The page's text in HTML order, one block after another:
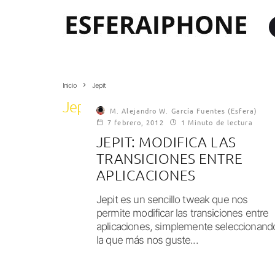
Inicio Jepit
Jepit
M. Alejandro W. García Fuentes (Esfera)
7 febrero, 2012
1 Minuto de lectura
JEPIT: MODIFICA LAS
TRANSICIONES ENTRE
APLICACIONES
Jepit es un sencillo tweak que nos
permite modificar las transiciones entre
aplicaciones, simplemente
la que más nos guste...